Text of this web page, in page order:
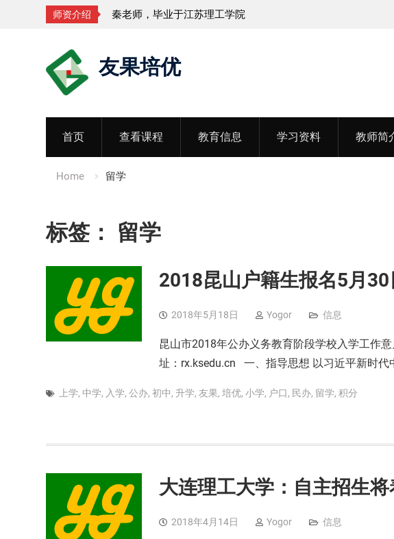
师资介绍 秦老师，毕业于江苏理工学院
友果培优
首页 查看课程 教育信息 学习资料 教师简
Home 留学
标签： 留学
2018昆山户籍生报名5月
2018年5月18日 Yogor 信息
昆山市2018年公办义务教育阶段学校入学工作
址：rx.ksedu.cn 一、指导思想 以习近平新时代
上学, 中学, 入学, 公办, 初中, 升学, 友果, 培优, 小学, 户口, 民办, 留学, 积分
大连理工大学：自主招生
2018年4月14日 Yogor 信息